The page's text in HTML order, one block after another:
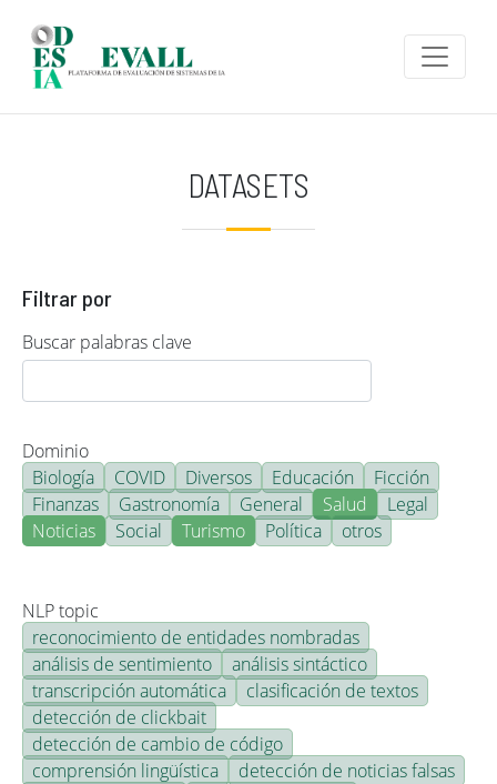
DATASETS
Filtrar por
Buscar palabras clave
Dominio
Biología
COVID Diversos Educación
Ficción
Finanzas
Gastronomía General Salud
Legal
Noticias
Social Turismo Política otros
NLP topic
reconocimiento de entidades nombradas
análisis de sentimiento
análisis sintáctico
transcripción automática
clasificación de textos
detección de clickbait
detección de cambio de código
comprensión lingüística
detección de noticias falsas